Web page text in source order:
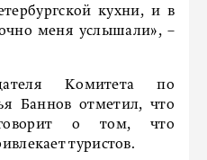
кухни, и в
меня услышали», –
Комитета по
Баннов отметил, что
о том, что
туристов.